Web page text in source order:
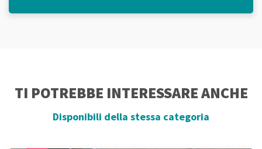
TI POTREBBE INTERESSARE ANCHE
Disponibili della stessa categoria